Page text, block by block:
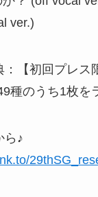
ver.)
：【初回プレス
種のうち1枚を
ら♪